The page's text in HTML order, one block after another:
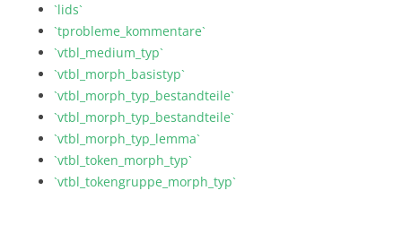
`lids`
`tprobleme_kommentare`
`vtbl_medium_typ`
`vtbl_morph_basistyp`
`vtbl_morph_typ_bestandteile`
`vtbl_morph_typ_bestandteile`
`vtbl_morph_typ_lemma`
`vtbl_token_morph_typ`
`vtbl_tokengruppe_morph_typ`